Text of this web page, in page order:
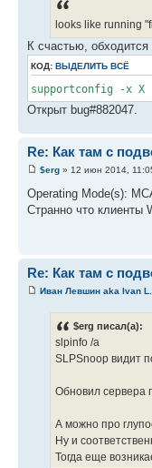
looks like running
К счастью,
КОД: ВЫДЕЛИТЬ ВСЁ
supportconfig -x X
Открыт bug#882047.
Re: Как там с
$erg » 12 июн 2014,
Operating Mode(s):
Странно что клиенты
Re: Как там с
Иван Левшин aka Ivan L.
$erg писал(а):
slpinfo /a
SLPSnoop видит
Обновил сервера
А можно про
Ну и
Тогда еще